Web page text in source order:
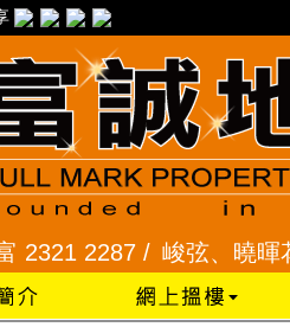
2287 /峻弦、曉暉花